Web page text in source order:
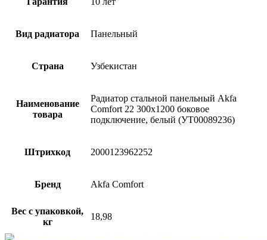
Вид радиатора Панельный
Страна Узбекистан
Наименование
товара
Радиатор стальной панельный Akfa
Comfort 22 300х1200 боковое
подключение, белый (УТ00089236)
Штрихкод 2000123962252
Бренд Akfa Comfort
Вес с упаковкой,
кг
18,98